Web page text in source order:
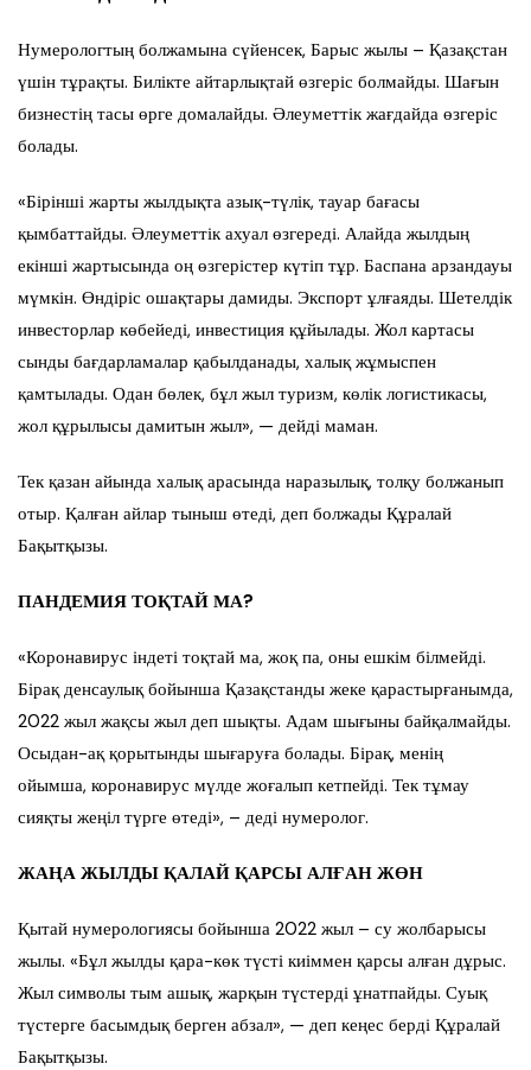
Нумерологтың болжамына сүйенсек, Барыс жылы – Қазақстан
үшін тұрақты. Билікте айтарлықтай өзгеріс болмайды. Шағын
бизнестің тасы өрге домалайды. Әлеуметтік жағдайда өзгеріс
болады.
«Бірінші жарты жылдықта азық-түлік, тауар бағасы
қымбаттайды. Әлеуметтік ахуал өзгереді. Алайда жылдың
екінші жартысында оң өзгерістер күтіп тұр. Баспана арзандауы
мүмкін. Өндіріс ошақтары дамиды. Экспорт ұлғаяды. Шетелдік
инвесторлар көбейеді, инвестиция құйылады. Жол картасы
сынды бағдарламалар қабылданады, халық жұмыспен
қамтылады. Одан бөлек, бұл жыл туризм, көлік логистикасы,
жол құрылысы дамитын жыл», — дейді маман.
Тек қазан айында халық арасында наразылық, толқу болжанып
отыр. Қалған айлар тыныш өтеді, деп болжады Құралай
Бақытқызы.
ПАНДЕМИЯ ТОҚТАЙ МА?
«Коронавирус індеті тоқтай ма, жоқ па, оны ешкім білмейді.
Бірақ денсаулық бойынша Қазақстанды жеке қарастырғанымда,
2022 жыл жақсы жыл деп шықты. Адам шығыны байқалмайды.
Осыдан-ақ қорытынды шығаруға болады. Бірақ, менің
ойымша, коронавирус мүлде жоғалып кетпейді. Тек тұмау
сияқты жеңіл түрге өтеді», – деді нумеролог.
ЖАҢА ЖЫЛДЫ ҚАЛАЙ ҚАРСЫ АЛҒАН ЖӨН
Қытай нумерологиясы бойынша 2022 жыл – су жолбарысы
жылы. «Бұл жылды қара-көк түсті киіммен қарсы алған дұрыс.
Жыл символы тым ашық, жарқын түстерді ұнатпайды. Суық
түстерге басымдық берген абзал», — деп кеңес берді Құралай
Бақытқызы.